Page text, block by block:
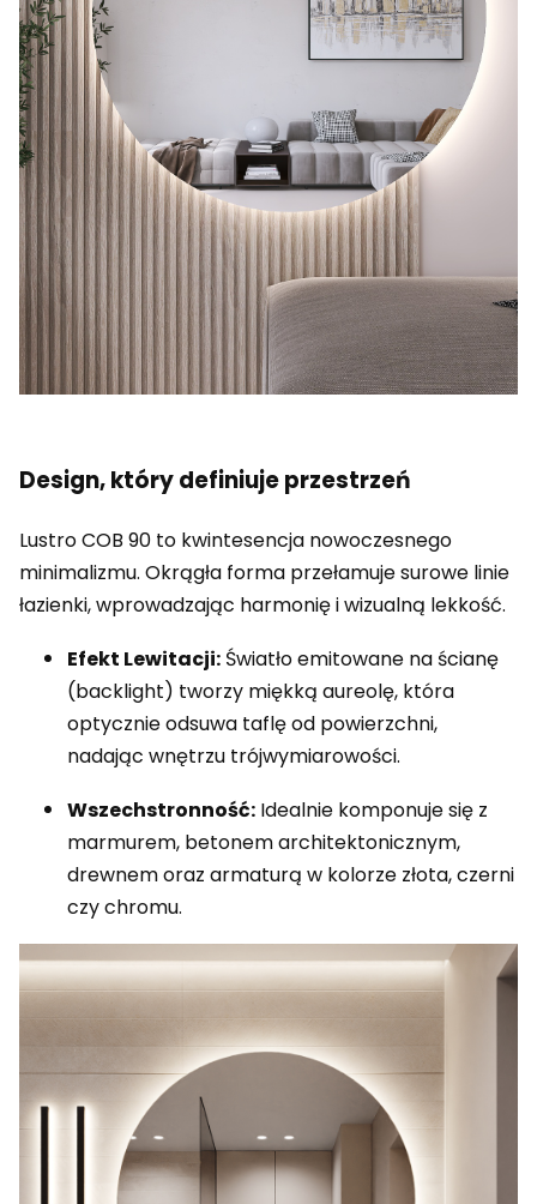
Design, który definiuje przestrzeń
Lustro COB 90 to kwintesencja nowoczesnego
minimalizmu. Okrągła forma przełamuje surowe linie
łazienki, wprowadzając harmonię i wizualną lekkość.
Efekt Lewitacji: Światło emitowane na ścianę
(backlight) tworzy miękką aureolę, która
optycznie odsuwa taflę od powierzchni,
nadając wnętrzu trójwymiarowości.
Wszechstronność: Idealnie komponuje się z
marmurem, betonem architektonicznym,
drewnem oraz armaturą w kolorze złota, czerni
czy chromu.